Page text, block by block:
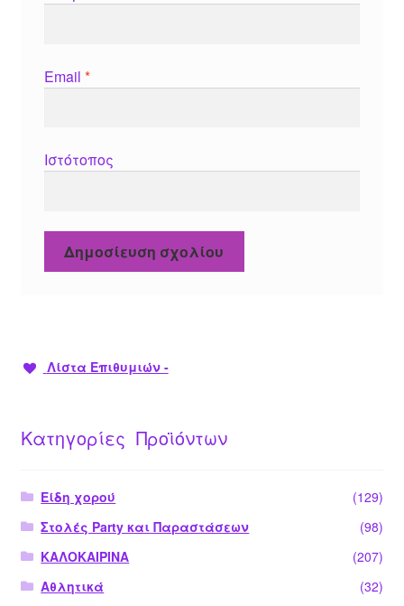
Email *
Ιστότοπος
Λίστα Επιθυμιών -
Κατηγορίες Προϊόντων
Είδη χορού
(129)
Στολές Party και Παραστάσεων
(98)
ΚΑΛΟΚΑΙΡΙΝΑ
(207)
Αθλητικά
(32)